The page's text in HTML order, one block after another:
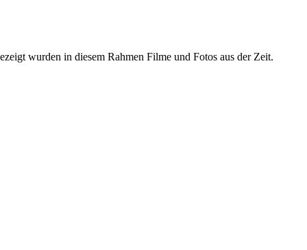
wurden in diesem Rahmen Filme und Fotos aus der Zeit.